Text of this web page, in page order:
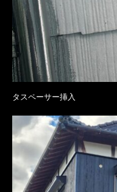
タスペーサー挿入